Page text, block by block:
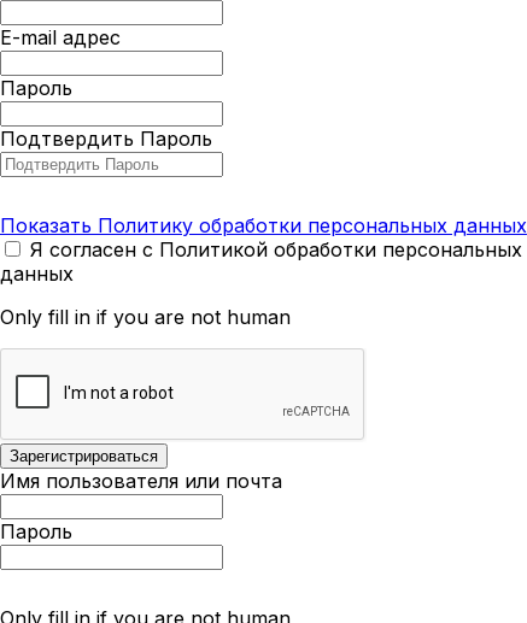
E-mail адрес
Пароль
Подтвердить Пароль
Показать Политику обработки персональных данных
Я согласен с Политикой обработки персональных
данных
Only fill in if you are not human
Имя пользователя или почта
Пароль
Only fill in if you are not human